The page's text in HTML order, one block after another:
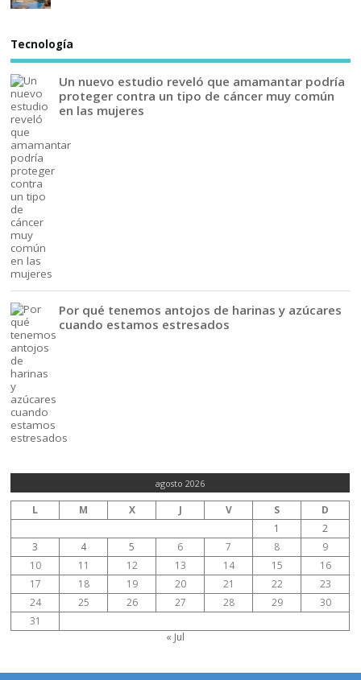
Tecnología
Un nuevo estudio reveló que amamantar podría
proteger contra un tipo de cáncer muy común
en las mujeres
Por qué tenemos antojos de harinas y azúcares
cuando estamos estresados
agosto 2026
L M X J V S
D
1
2
3
4 5 6 7 8
9
10
11 12 13 14 15
16
17
18 19 20 21 22
23
24
25 26 27 28 29
30
31
« Jul